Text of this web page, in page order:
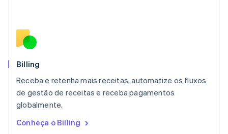
Billing
Receba e retenha mais receitas, automatize os fluxos
de gestão de receitas e receba pagamentos
globalmente.
Conheça o Billing
English
México
Español
English
Nova Zelândia
English
Nederlands English